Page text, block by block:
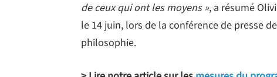
de ceux qui ont les moyens », a résumé
le 14 juin, lors de la conférence de presse
philosophie.